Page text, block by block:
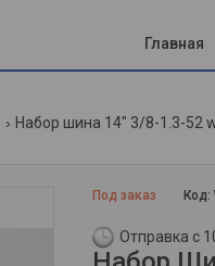
Главная
Под заказ Код:
Отправка с